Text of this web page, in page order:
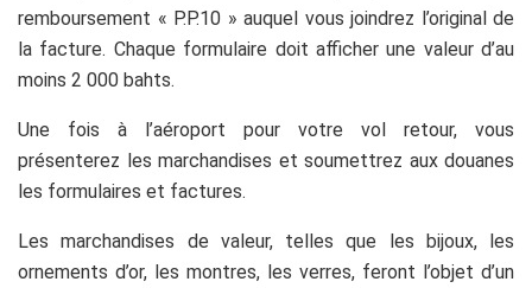
remboursement « P.P.10 » auquel vous joindrez l’original de
la facture. Chaque formulaire doit afficher une valeur d’au
moins 2 000 bahts.
Une fois à l’aéroport pour votre vol retour, vous
présenterez les marchandises et soumettrez aux douanes
les formulaires et factures.
Les marchandises de valeur, telles que les bijoux, les
ornements d’or, les montres, les verres, feront l’objet d’un